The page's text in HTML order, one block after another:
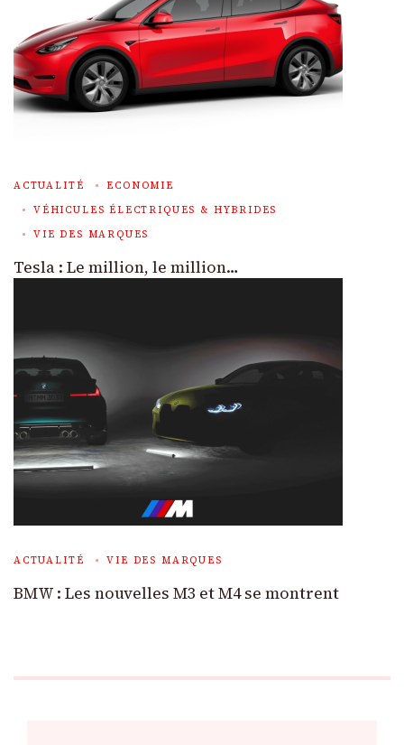
ACTUALITÉ
ECONOMIE
VÉHICULES ÉLECTRIQUES & HYBRIDES
VIE DES MARQUES
Tesla : Le million, le million…
ACTUALITÉ VIE DES MARQUES
BMW : Les nouvelles M3 et M4 se montrent